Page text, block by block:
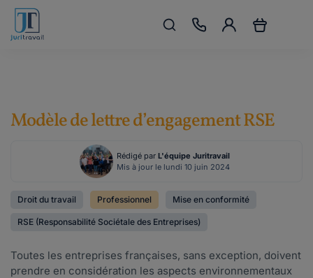
Modèle de lettre d’engagement RSE
Rédigé par L'équipe Juritravail
Mis à jour le lundi 10 juin 2024
Droit du travail Professionnel Mise en conformité
RSE (Responsabilité Sociétale des Entreprises)
Toutes les entreprises françaises, sans exception, doivent
prendre en considération les aspects environnementaux